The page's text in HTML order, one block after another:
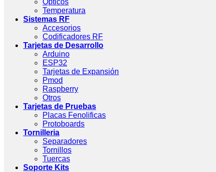
Opticos
Temperatura
Sistemas RF
Accesorios
Codificadores RF
Tarjetas de Desarrollo
Arduino
ESP32
Tarjetas de Expansión
Pmod
Raspberry
Otros
Tarjetas de Pruebas
Placas Fenolificas
Protoboards
Tornilleria
Separadores
Tornillos
Tuercas
Soporte Kits